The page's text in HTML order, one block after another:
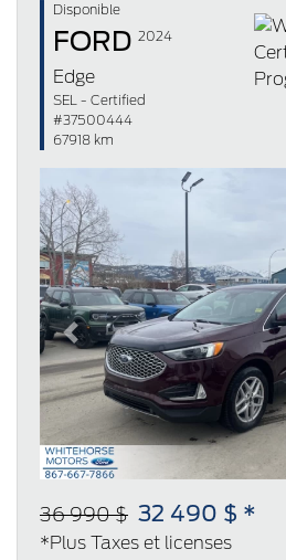
Disponible
FORD 2024
Edge
SEL - Certified
#37500444
67918 km
Previous
36 990 $ 32 490 $ *
*Plus Taxes et licenses